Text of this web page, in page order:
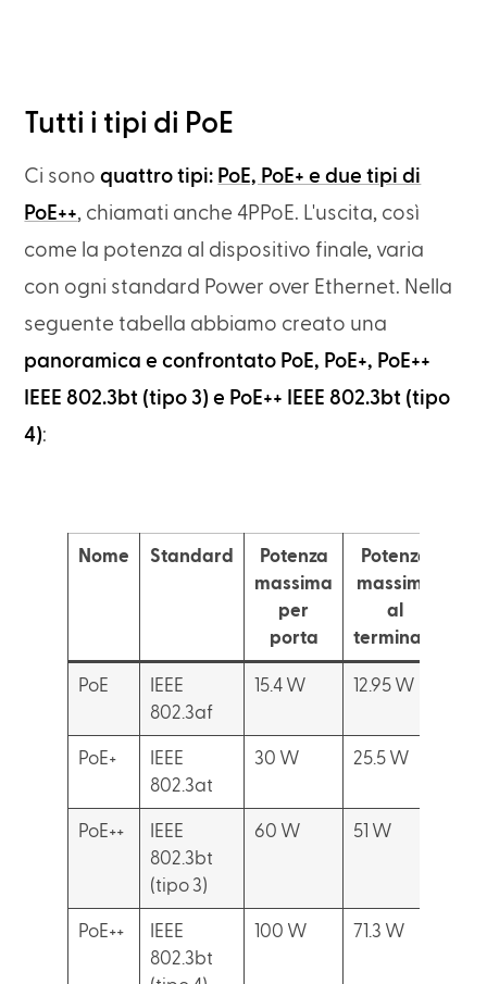
Tutti i tipi di PoE
Ci sonoquattro tipi: PoE, PoE+ e due tipi di
PoE++, chiamati anche 4PPoE. L'uscita, così
come la potenza al dispositivo finale, varia
con ogni standard Power over Ethernet. Nella
seguente tabella abbiamo creato una
panoramica e confrontato PoE, PoE+, PoE++
IEEE 802.3bt (tipo 3) e PoE++ IEEE 802.3bt (tipo
4):
Nome Standard
Potenza
massima
per
porta
Potenza
massima
al
terminale
PoE
IEEE
802.3af
15.4 W 12.95 W
PoE+
IEEE
802.3at
30 W 25.5 W
PoE++
IEEE
802.3bt
(tipo 3)
60 W 51 W
PoE++
IEEE
802.3bt
100 W 71.3 W